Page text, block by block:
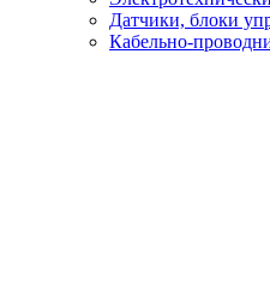
Датчики, блоки
Кабельно-